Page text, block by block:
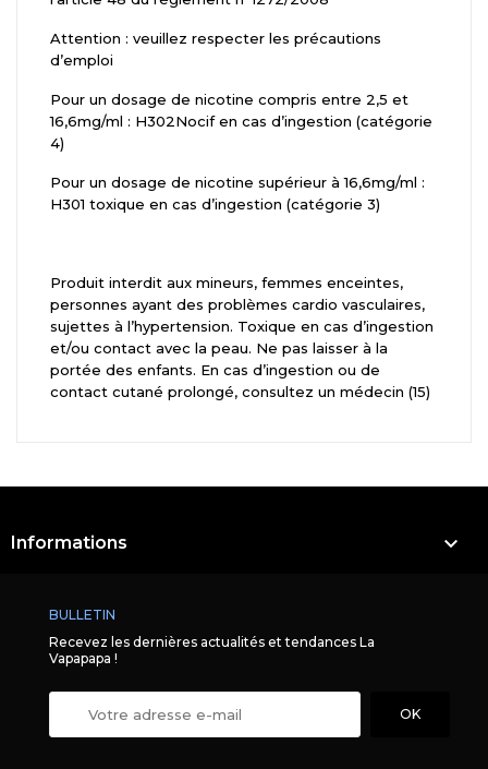
Attention : veuillez respecter les précautions
d’emploi
Pour un dosage de nicotine compris entre 2,5 et
16,6mg/ml : H302Nocif en cas d’ingestion (catégorie
4)
Pour un dosage de nicotine supérieur à 16,6mg/ml :
H301 toxique en cas d’ingestion (catégorie 3)
Produit interdit aux mineurs, femmes enceintes,
personnes ayant des problèmes cardio vasculaires,
sujettes à l’hypertension. Toxique en cas d’ingestion
et/ou contact avec la peau. Ne pas laisser à la
portée des enfants. En cas d’ingestion ou de
contact cutané prolongé, consultez un médecin (15)
Informations 
BULLETIN
Recevez les dernières actualités et tendances La
Vapapapa !